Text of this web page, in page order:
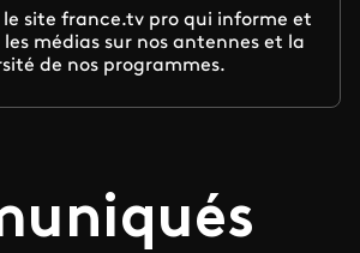
le site france.tv pro qui informe et
médias sur nos antennes et la
de nos programmes.